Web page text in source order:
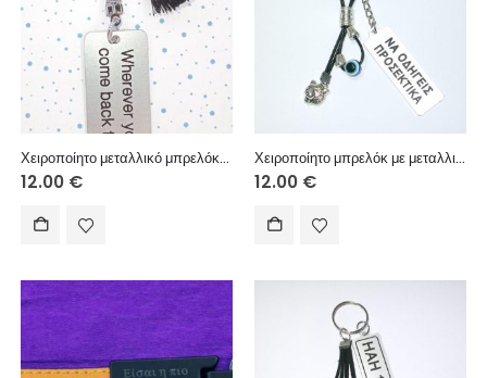
Χειροποίητο μεταλλικό μπρελόκ με μεταλλικό στοιχείο, χειροποίητη φούντα.
12.00 €
Χειροποίητο μπρελόκ με μεταλλική ετικέτα, ακρυλική ματόχαντρα, δερμάτινο κορδόνι και μεταλλικά διακοσμητικά στοιχεία
12.00 €